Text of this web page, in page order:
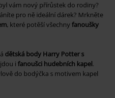
vám nový přírůstek do rodiny?
pro ně ideální dárek? Mrkněte
, které potěší všechny fanoušky
dětská body Harry Potter s
i fanoušci hudebních kapel.
do bodýčka s motivem kapel